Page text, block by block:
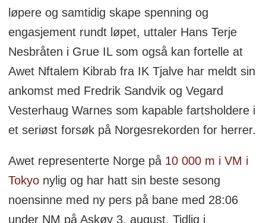
løpere og samtidig skape spenning og
engasjement rundt løpet, uttaler Hans Terje
Nesbråten i Grue IL som også kan fortelle at
Awet Nftalem Kibrab fra IK Tjalve har meldt sin
ankomst med Fredrik Sandvik og Vegard
Vesterhaug Warnes som kapable fartsholdere i
et seriøst forsøk på Norgesrekorden for herrer.
Awet representerte Norge på 10 000 m i VM i
Tokyonylig og har hatt sin beste sesong
noensinne med ny pers på bane med 28:06
under NM på Askøy 3. august. Tidlig i